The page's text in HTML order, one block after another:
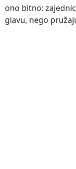
ono bitno:
glavu, nego